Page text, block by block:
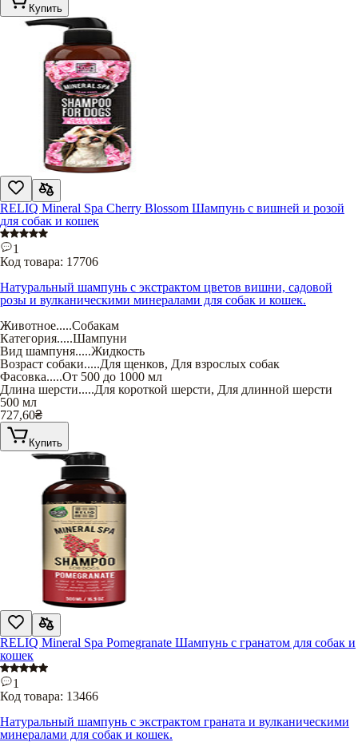
Купить
RELIQ Mineral Spa Cherry Blossom Шампунь с вишней и розой
для собак и кошек
1
Код товара: 17706
Натуральный шампунь с экстрактом цветов вишни, садовой
розы и вулканическими минералами для собак и кошек.
Животное.....Собакам
Категория.....Шампуни
Вид шампуня.....Жидкость
Возраст собаки.....Для щенков, Для взрослых собак
Фасовка.....От 500 до 1000 мл
Длина шерсти.....Для короткой шерсти, Для длинной шерсти
500 мл
727,60₴
Купить
RELIQ Mineral Spa Pomegranate Шампунь с гранатом для собак и
кошек
1
Код товара: 13466
Натуральный шампунь с экстрактом граната и вулканическими
минералами для собак и кошек.